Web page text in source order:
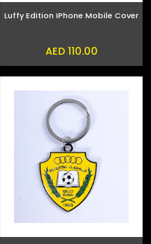
Luffy Edition IPhone Mobile Cover
AED 110.00